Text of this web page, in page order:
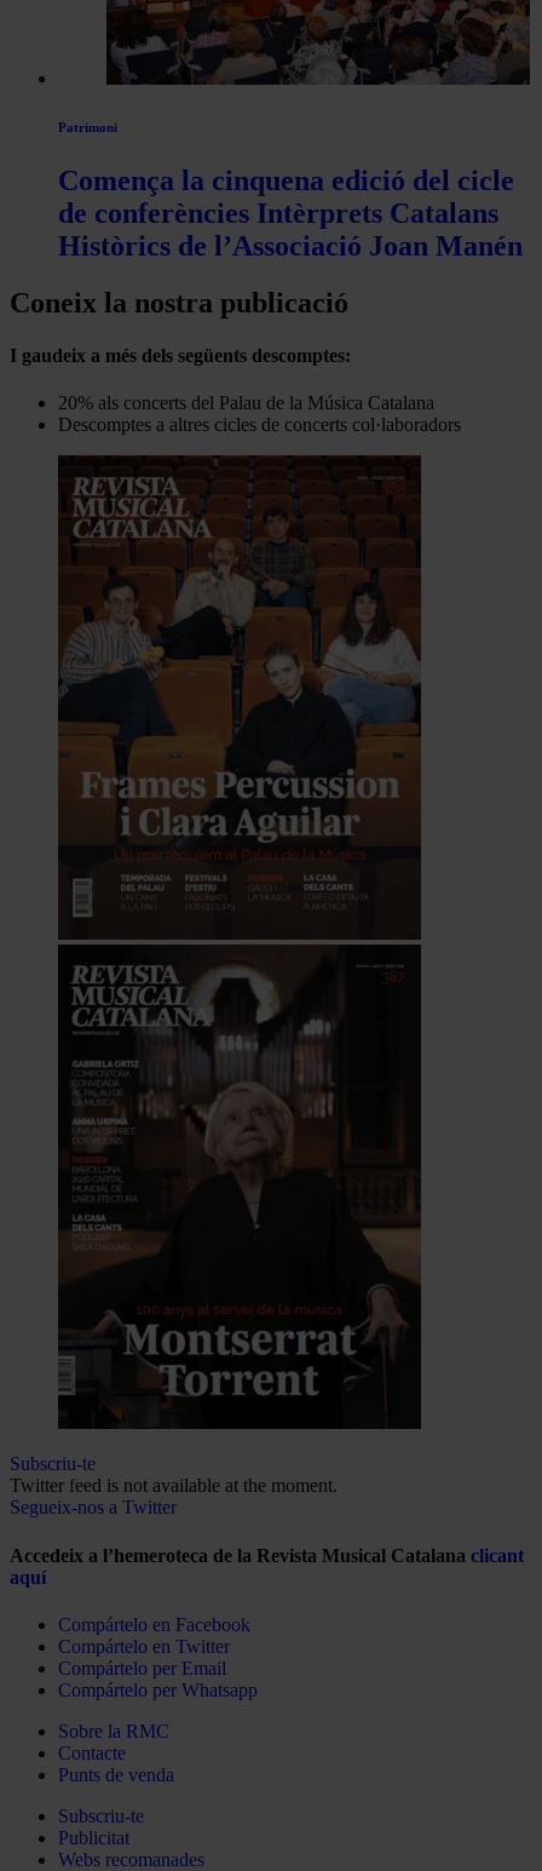
Patrimoni
Comença la cinquena edició del cicle
de conferències Intèrprets Catalans
Històrics de l’Associació Joan Manén
Coneix la nostra publicació
I gaudeix a més dels següents descomptes:
20% als concerts del Palau de la Música Catalana
Descomptes a altres cicles de concerts col·laboradors
Subscriu-te
Twitter feed is not available at the moment.
Segueix-nos a Twitter
Accedeix a l’hemeroteca de la Revista Musical Catalana clicant
aquí
Compártelo en Facebook
Compártelo en Twitter
Compártelo per Email
Compártelo per Whatsapp
Sobre la RMC
Contacte
Punts de venda
Subscriu-te
Publicitat
Webs recomanades